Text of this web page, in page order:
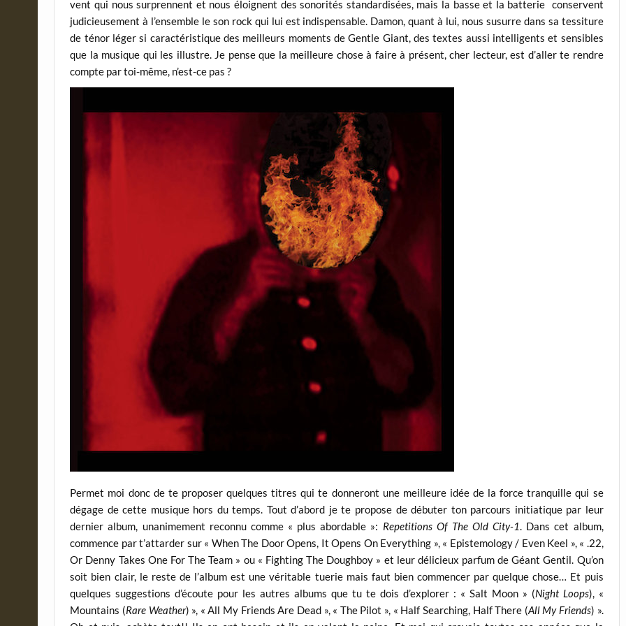
vent qui nous surprennent et nous éloignent des sonorités standardisées, mais la basse et la batterie conservent
judicieusement à l’ensemble le son rock qui lui est indispensable. Damon, quant à lui, nous susurre dans sa tessiture
de ténor léger si caractéristique des meilleurs moments de Gentle Giant, des textes aussi intelligents et sensibles
que la musique qui les illustre. Je pense que la meilleure chose à faire à présent, cher lecteur, est d’aller te rendre
compte par toi-même, n’est-ce pas ?
Permet moi donc de te proposer quelques titres qui te donneront une meilleure idée de la force tranquille qui se
dégage de cette musique hors du temps. Tout d’abord je te propose de débuter ton parcours initiatique par leur
dernier album, unanimement reconnu comme « plus abordable »: Repetitions Of The Old City-1. Dans cet album,
commence par t’attarder sur « When The Door Opens, It Opens On Everything », « Epistemology / Even Keel », « .22,
Or Denny Takes One For The Team » ou « Fighting The Doughboy » et leur délicieux parfum de Géant Gentil. Qu’on
soit bien clair, le reste de l’album est une véritable tuerie mais faut bien commencer par quelque chose… Et puis
quelques suggestions d’écoute pour les autres albums que tu te dois d’explorer : « Salt Moon » (Night Loops), «
Mountains (Rare Weather) », « All My Friends Are Dead », « The Pilot », « Half Searching, Half There (All My Friends) ».